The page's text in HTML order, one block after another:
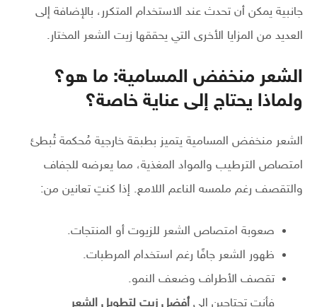
جانبية يمكن أن تحدث عند الاستخدام المتكرر، بالإضافة إلى
العديد من المزايا الأخرى التي يحققها زيت الشعر المختار.
الشعر منخفض المسامية: ما هو؟
ولماذا يحتاج إلى عناية خاصة؟
الشعر منخفض المسامية يتميز بطبقة خارجية مُحكمة تُبطئ
امتصاص الترطيب والمواد المغذية، مما يعرضه للجفاف
والتقصف رغم ملمسه الناعم اللامع. إذا كنتِ تعانين من:
صعوبة امتصاص الشعر للزيوت أو المنتجات.
ظهور الشعر جافًا رغم استخدام المرطبات.
تقصف الأطراف وضعف النمو.
فأنتِ تحتاجين إلى أفضل زيت لتطويل الشعر